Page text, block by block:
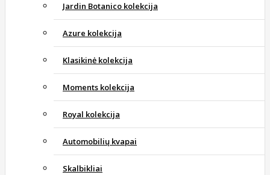
Jardin Botanico kolekcija
Azure kolekcija
Klasikinė kolekcija
Moments kolekcija
Royal kolekcija
Automobilių kvapai
Skalbikliai